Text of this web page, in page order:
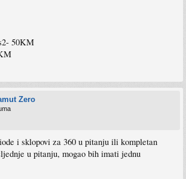
50KM
Zero
i sklopovi za 360 u pitanju ili kompletan
u pitanju, mogao bih imati jednu